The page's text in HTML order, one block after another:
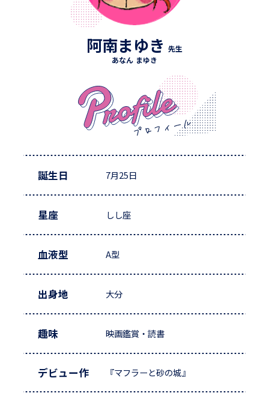
阿南まゆき 先生
あなん まゆき
誕生日 7月25日
星座 しし座
血液型 A型
出身地 大分
趣味 映画鑑賞・読書
デビュー作 『マフラーと砂の城』